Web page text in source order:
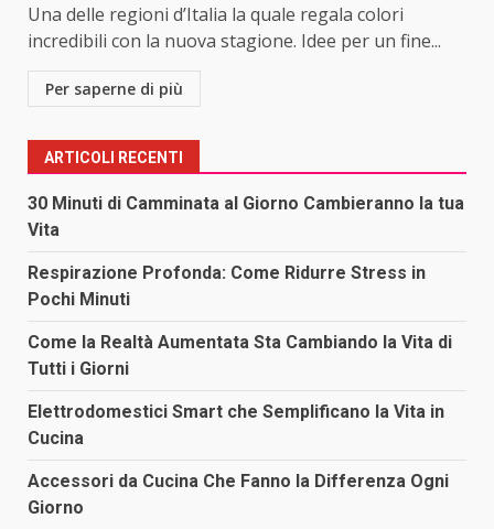
Una delle regioni d’Italia la quale regala colori
incredibili con la nuova stagione. Idee per un fine...
Per saperne di più
ARTICOLI RECENTI
30 Minuti di Camminata al Giorno Cambieranno la tua
Vita
Respirazione Profonda: Come Ridurre Stress in
Pochi Minuti
Come la Realtà Aumentata Sta Cambiando la Vita di
Tutti i Giorni
Elettrodomestici Smart che Semplificano la Vita in
Cucina
Accessori da Cucina Che Fanno la Differenza Ogni
Giorno